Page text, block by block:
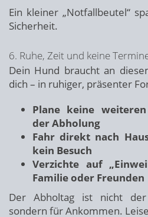
Ein kleiner „Notfallbeutel“
Sicherheit.
6. Ruhe, Zeit und keine
Dein Hund braucht an
dich – in ruhiger, präsenter
Plane keine
der Abholung
Fahr direkt nach
kein Besuch
Verzichte auf
Familie oder Freunden
Der Abholtag ist nicht
sondern für Ankommen.